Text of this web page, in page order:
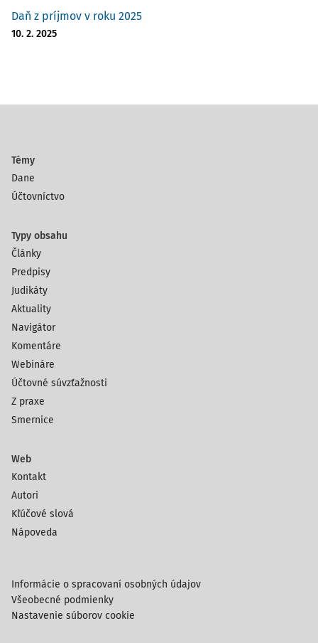
Daň z príjmov v roku 2025
10. 2. 2025
Témy
Dane
Účtovníctvo
Typy obsahu
Články
Predpisy
Judikáty
Aktuality
Navigátor
Komentáre
Webináre
Účtovné súvzťažnosti
Z praxe
Smernice
Web
Kontakt
Autori
Kľúčové slová
Nápoveda
Informácie o spracovaní osobných údajov
Všeobecné podmienky
Nastavenie súborov cookie